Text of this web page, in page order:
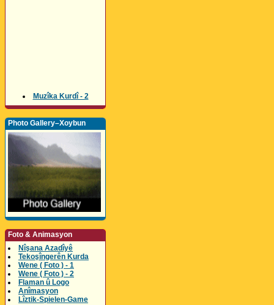
Muzîka Kurdî - 2
Photo Gallery–Xoybun
Foto & Animasyon
Nîşana Azadîyê
Tekoşîngerên Kurda
Wene ( Foto ) - 1
Wene ( Foto ) - 2
Flaman û Logo
Anîmasyon
Lîztik-Spielen-Game